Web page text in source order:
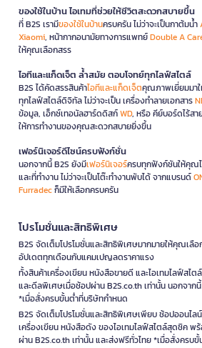
ของใช้ในบ้าน ไอเทมที่ช่วยให้ชีวิตสะดวกสบายขึ้น
ที่ B2S เรามีของใช้ในบ้านครบครัน ไม่ว่าจะเป็นกาต้มน้ำ
Xiaomi, หน้ากากอนามัยทางการแพทย์Double A
ให้คุณเลือกสรร
ไอทีและแก็ดเจ็ต ล้ำสมัย ตอบโจทย์ทุกไลฟ์สไตล์
B2S ได้คัดสรรสินค้าไอทีและแก็ดเจ็ตคุณภาพเยี่ยมมา
ทุกไลฟ์สไตล์ดิจิทัล ไม่ว่าจะเป็น เครื่องทำลายเอกสาร
ข้อมูล, เอ็กซ์เทอนัลฮาร์ดดิสก์WD, หรือ คีย์บอร์ดไร้สา
ให้การทำงานของคุณสะดวกสบายยิ่งขึ้น
เฟอร์นิเจอร์ดีไซน์ครบฟังก์ชั่น
นอกจากนี้ B2S ยังมีเฟอร์นิเจอร์ครบทุกฟังก์ชันให้คุณ
และที่ทำงาน ไม่ว่าจะเป็นโต๊ะทำงานพับได้ จากแบรนด์
Furradecก็มีให้เลือกครบครัน
โปรโมชั่นและสิทธิพิเศษ
B2S จัดเต็มโปรโมชั่นและสิทธิพิเศษมากมายให้คุณเลื
อัปเดตทุกเดือนกับแคมเปญลดราคาแรง
ทั้งสินค้าเครื่องเขียน หนังสือขายดี และไอเทมไลฟ์สไ
และดีลพิเศษเมื่อช้อปผ่าน B2S.co.th เท่านั้น นอกจาก
*เมื่อสั่งครบขั้นต่ำที่บริษัทกำหนด
B2S จัดเต็มโปรโมชั่นและสิทธิพิเศษเพียบ ช้อปออนไล
เครื่องเขียน หนังสือดัง ของไอเทมไลฟ์สไตล์สุดชิค
ผ่าน B2S.co.th เท่านั้น และส่งฟรีทั่วไทย *เมื่อสั่งครบ